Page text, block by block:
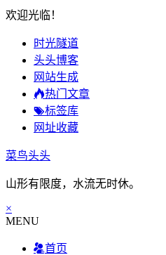
欢迎光临！
时光隧道
头头博客
网站生成
热门文章
标签库
网址收藏
菜鸟头头
山形有限度，水流无时休。
×
MENU
首页